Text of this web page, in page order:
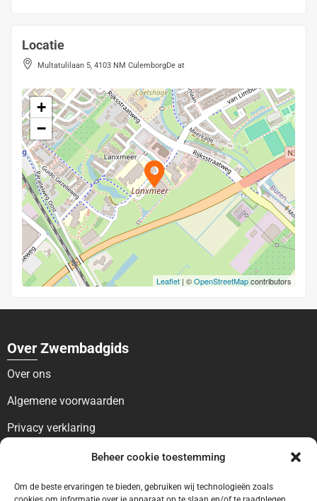
Beheer cookie toestemming
Om de beste ervaringen te bieden, gebruiken wij technologieën zoals
Locatie
Multatulilaan 5, 4103 NM CulemborgDe at
+
−
Leaflet | ©OpenStreetMapcontributors
Over Zwembadgids
Over ons
Algemene voorwaarden
Privacy verklaring
Voor bezoekers
Blog